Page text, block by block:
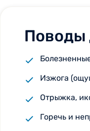
Поводы
Изжога
Отрыжка,
Горечь и